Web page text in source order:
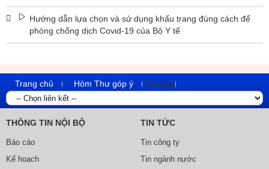
Hướng dẫn lựa chọn và sử dụng khấu trang đúng cách để
phòng chống dịch Covid-19 của Bộ Y tế
Trang chủ Hòm Thư góp ý Sitemap
THÔNG TIN NỘI BỘ
Báo cáo
Kế hoạch
TIN TỨC
Tin công ty
Tin ngành nước